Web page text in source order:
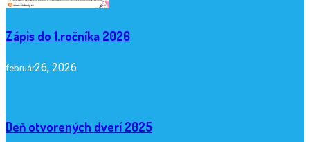
Zápis do 1.ročníka 2026
február26, 2026
Deň otvorených dverí 2025